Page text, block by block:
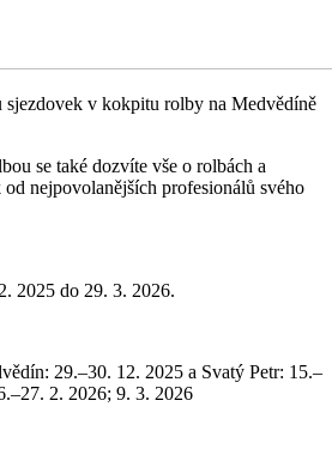
sjezdovek v kokpitu rolby na Medvědíně
se také dozvíte vše o rolbách a
nejpovolanějších profesionálů svého
2025 do 29. 3. 2026.
29.–30. 12. 2025 a Svatý Petr: 15.–
2. 2026; 9. 3. 2026